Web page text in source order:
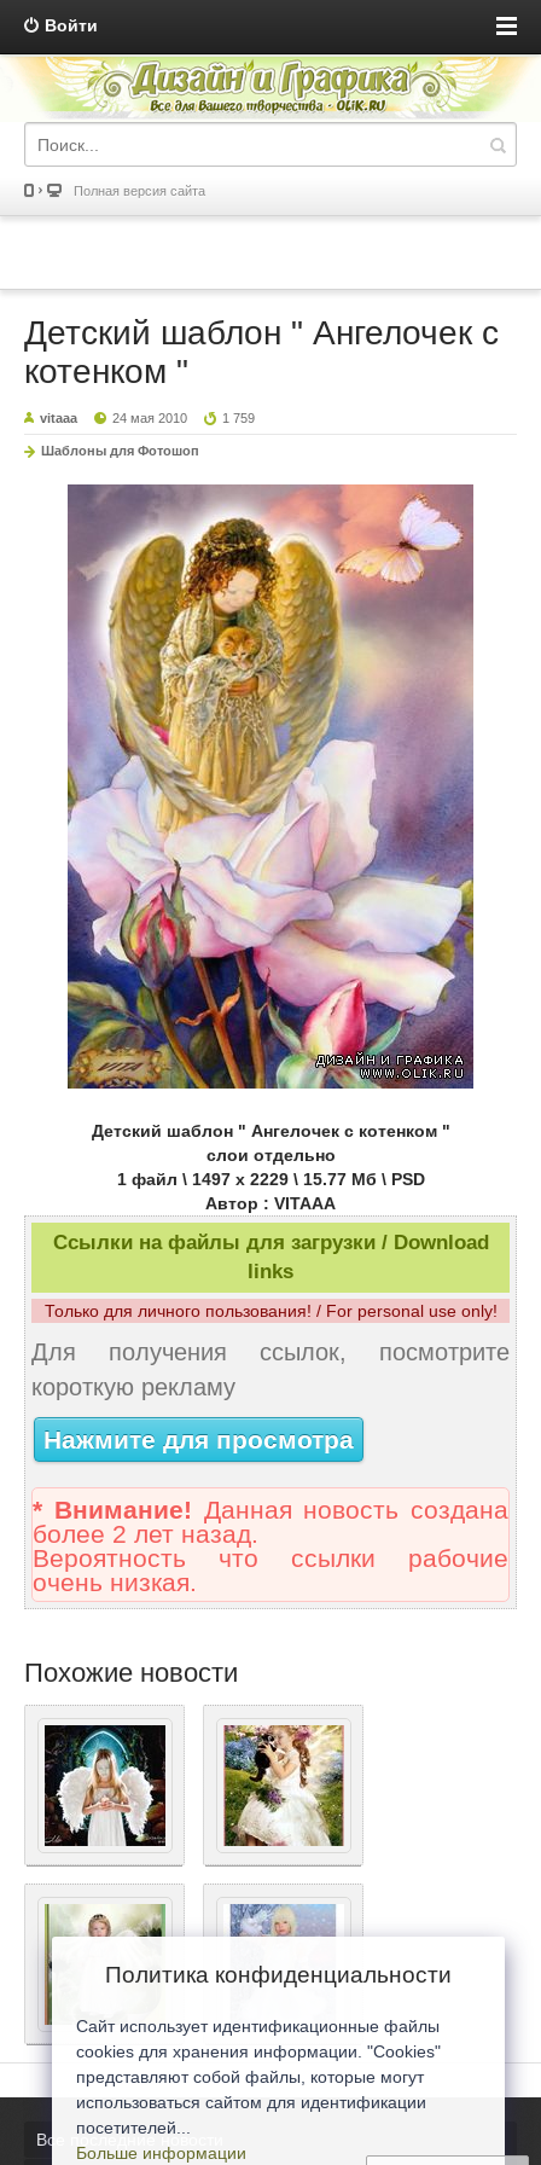
Войти
Полная версия сайта
Детский шаблон " Ангелочек с
котенком "
vitaaa 24 мая 2010 1 759
Шаблоны для Фотошоп
Детский шаблон " Ангелочек с котенком "
слои отдельно
1 файл \ 1497 х 2229 \ 15.77 Мб \ PSD
Автор : VITAAA
Ссылки на файлы для загрузки / Download
links
Только для личного пользования! / For personal use only!
Для получения ссылок, посмотрите
короткую рекламу
Нажмите для просмотра
* Внимание! Данная новость создана
более 2 лет назад.
Вероятность что ссылки рабочие
очень низкая.
Похожие новости
Все последние новости
Политика конфиденциальности
Сайт использует идентификационные файлы
cookies для хранения информации. "Cookies"
представляют собой файлы, которые могут
использоваться сайтом для идентификации
посетителей...
Больше информации